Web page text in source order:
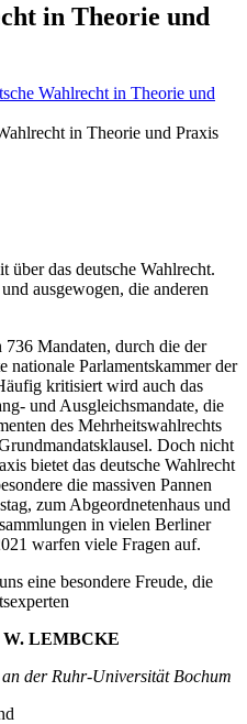
in Theorie und
Wahlrecht in Theorie und
über das deutsche Wahlrecht.
ausgewogen, die anderen
Mandaten, durch die der
nationale Parlamentskammer der
kritisiert wird auch das
und Ausgleichsmandate, die
des Mehrheitswahlrechts
Doch nicht
bietet das deutsche Wahlrecht
die massiven Pannen
zum Abgeordnetenhaus und
in vielen Berliner
warfen viele Fragen auf.
eine besondere Freude, die
W. LEMBCKE
der Ruhr-Universität Bochum